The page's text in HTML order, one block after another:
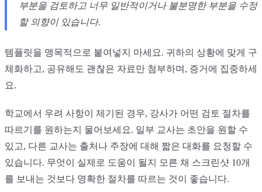
부분을 검토하고 너무 일반적이거나 불분명한 부분을 수정
할 의향이 있습니다.
템플릿을 맹목적으로 붙여넣지 마세요. 귀하의 상황에 맞게 구
체화하고, 공유해도 괜찮은 자료만 첨부하며, 증거에 집중하세
요.
학교에서 우려 사항이 제기된 경우, 강사가 어떤 검토 절차를
따르기를 원하는지 물어보세요. 일부 교사는 초안을 원할 수
있고, 다른 교사는 출처나 주장에 대해 짧은 대화를 요청할 수
있습니다. 무엇이 실제로 도움이 될지 모른 채 스크린샷 10개
를 보내는 것보다 명확한 절차를 따르는 것이 좋습니다.